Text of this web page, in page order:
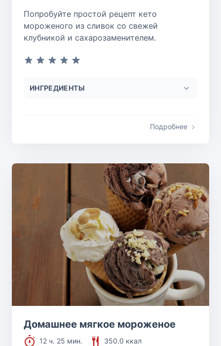
Попробуйте простой рецепт кето
мороженого из сливок со свежей
клубникой и сахарозаменителем.
ИНГРЕДИЕНТЫ
Подробнее
Домашнее мягкое мороженое
12 ч. 25 мин.
350.0 ккал